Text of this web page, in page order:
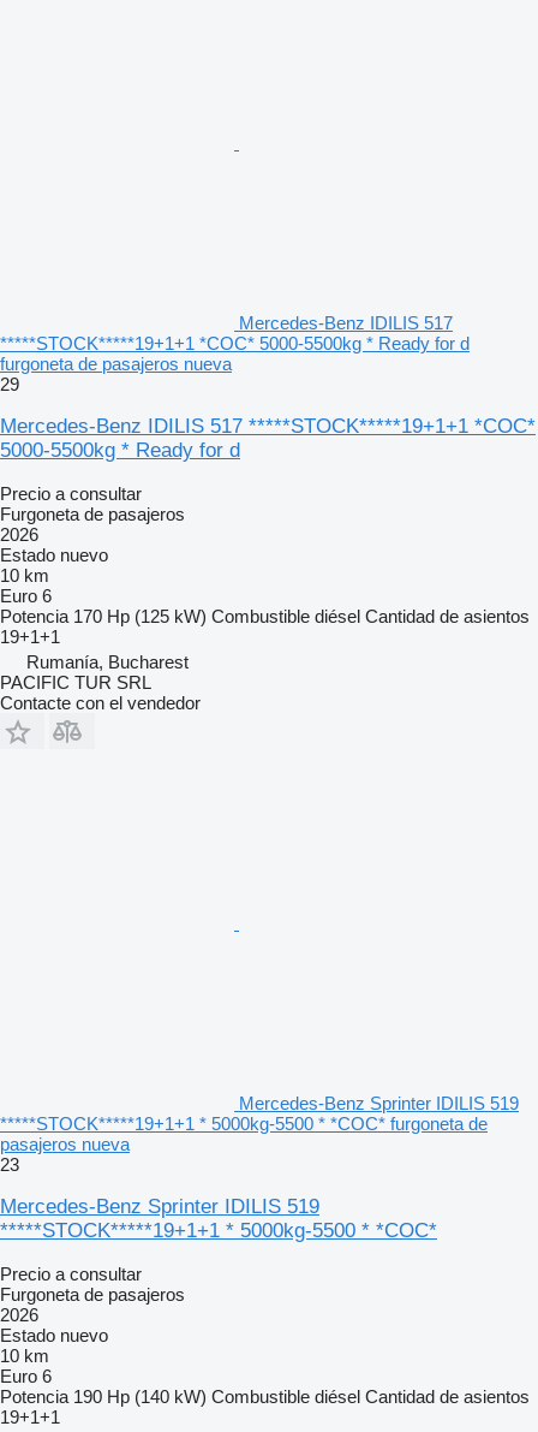
Mercedes-Benz IDILIS 517
*****STOCK*****19+1+1 *COC* 5000-5500kg * Ready for d
furgoneta de pasajeros nueva
29
Mercedes-Benz IDILIS 517 *****STOCK*****19+1+1 *COC*
5000-5500kg * Ready for d
Precio a consultar
Furgoneta de pasajeros
2026
Estado nuevo
10 km
Euro 6
Potencia 170 Hp (125 kW) Combustible diésel Cantidad de asientos
19+1+1
Rumanía, Bucharest
PACIFIC TUR SRL
Contacte con el vendedor
Mercedes-Benz Sprinter IDILIS 519
*****STOCK*****19+1+1 * 5000kg-5500 * *COC* furgoneta de
pasajeros nueva
23
Mercedes-Benz Sprinter IDILIS 519
*****STOCK*****19+1+1 * 5000kg-5500 * *COC*
Precio a consultar
Furgoneta de pasajeros
2026
Estado nuevo
10 km
Euro 6
Potencia 190 Hp (140 kW) Combustible diésel Cantidad de asientos
19+1+1